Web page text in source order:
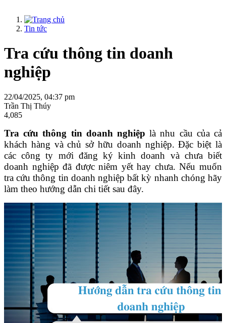
Tin tức
Tra cứu thông tin doanh
nghiệp
22/04/2025, 04:37 pm
Trần Thị Thúy
4,085
Tra cứu thông tin doanh nghiệp là nhu cầu của cả
khách hàng và chủ sở hữu doanh nghiệp. Đặc biệt là
các công ty mới đăng ký kinh doanh và chưa biết
doanh nghiệp đã được niêm yết hay chưa. Nếu muốn
tra cứu thông tin doanh nghiệp bất kỳ nhanh chóng hãy
làm theo hướng dẫn chi tiết sau đây.